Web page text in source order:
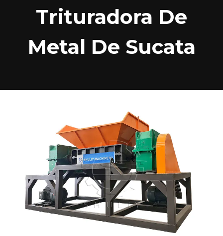
Trituradora De
Metal De Sucata